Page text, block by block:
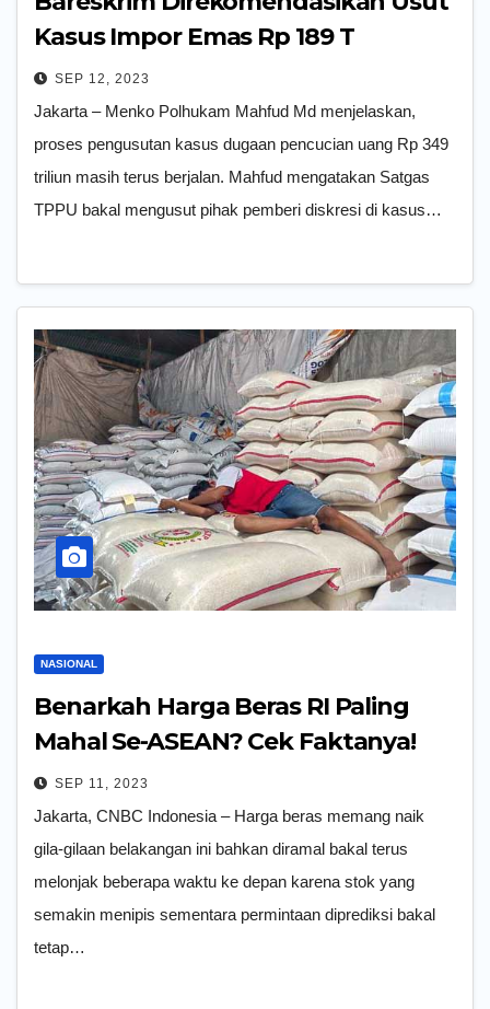
Kasus Impor Emas Rp 189 T
SEP 12, 2023
Jakarta – Menko Polhukam Mahfud Md menjelaskan,
proses pengusutan kasus dugaan pencucian uang Rp 349
triliun masih terus berjalan. Mahfud mengatakan Satgas
TPPU bakal mengusut pihak pemberi diskresi di kasus…
NASIONAL
Benarkah Harga Beras RI Paling
Mahal Se-ASEAN? Cek Faktanya!
SEP 11, 2023
Jakarta, CNBC Indonesia – Harga beras memang naik
gila-gilaan belakangan ini bahkan diramal bakal terus
melonjak beberapa waktu ke depan karena stok yang
semakin menipis sementara permintaan diprediksi bakal
tetap…